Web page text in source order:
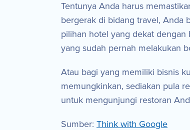
Tentunya Anda harus
bergerak di bidang travel, Anda
pilihan hotel yang dekat
yang sudah pernah melakukan
Atau bagi yang memiliki bisnis
memungkinkan, sediakan pula
untuk mengunjungi restoran
Sumber: Think with Google